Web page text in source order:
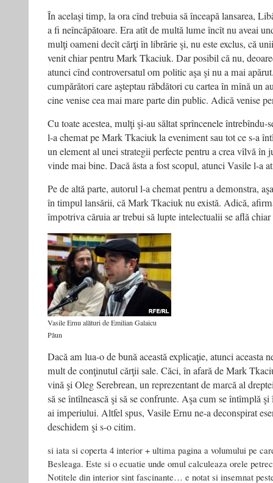
În acelaşi timp, la ora cînd trebuia să înceapă lansarea,
a fi neîncăpătoare. Era atît de multă lume încît nu aveai
mulţi oameni decît cărţi în librărie şi, nu este exclus, că
venit chiar pentru Mark Tkaciuk. Dar posibil că nu,
atunci cînd controversatul om politic aşa şi nu a mai
cumpărători care aşteptau răbdători cu cartea în mînă un
cine venise cea mai mare parte din public. Adică venise
Cu toate acestea, mulţi şi-au săltat sprîncenele întrebîndu-
l-a chemat pe Mark Tkaciuk la eveniment sau tot ce s-a
un element al unei strategii perfecte pentru a crea vîlvă în
vinde mai bine. Dacă ăsta a fost scopul, atunci Vasile l-a
Pe de altă parte, autorul l-a chemat pentru a demonstra,
în timpul lansării, că Mark Tkaciuk nu există. Adică,
împotriva căruia ar trebui să lupte intelectualii se află chiar
Vasile Ernu alături de Emilian Galaicu
Păun
Dacă am lua-o de bună această explicaţie, atunci aceasta
mult de conţinutul cărţii sale. Căci, în afară de Mark
vină şi Oleg Serebrean, un reprezentant de marcă al
să se întîlnească şi să se confrunte. Aşa cum se întîmplă
ai imperiului. Altfel spus, Vasile Ernu ne-a deconspirat
deschidem şi s-o citim.
si iata si coperta 4 interior + ultima pagina a volumului pe
Besleaga. Este si o ecuatie unde omul calculeaza orele
Notitele din interior sint fascinante… e notat si insemnat